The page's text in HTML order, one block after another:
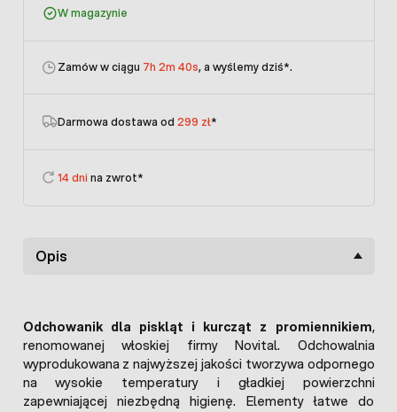
W magazynie
Zamów w ciągu 7h 2m 40s, a wyślemy dziś*.
Darmowa dostawa od 299 zł*
14 dni na zwrot*
Opis
Odchowanik dla piskląt i kurcząt z promiennikiem,
renomowanej włoskiej firmy Novital. Odchowalnia
wyprodukowana z najwyższej jakości tworzywa odpornego
na wysokie temperatury i gładkiej powierzchni
zapewniającej niezbędną higienę. Elementy łatwe do